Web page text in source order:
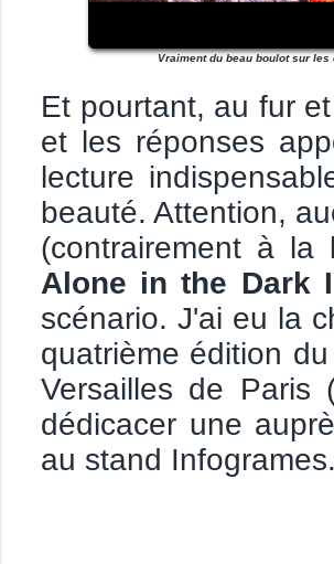
Vraiment du beau boulot sur les
Et pourtant, au fur
et les réponses
lecture
beauté. Attention,
(contrairement à la
Alone in the Dark
scénario. J'ai eu la
quatrième édition
Versailles de Paris
dédicacer une
au stand